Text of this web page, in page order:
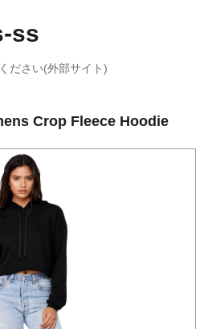
ss
ださい(外部サイト)
Crop Fleece Hoodie